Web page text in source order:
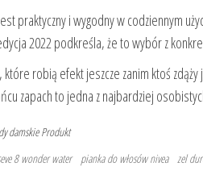
praktyczny i wygodny w codziennym
2022 podkreśla, że to wybór z
które robią efekt jeszcze zanim ktoś
zapach to jedna z najbardziej
damskie Produkt
8 wonder water pianka do włosów nivea zel